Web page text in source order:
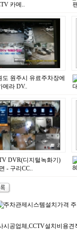
카메..
도 원주시 유료주차장에
메라 DV..
DVR(디지털녹화기)
- 구리CC..